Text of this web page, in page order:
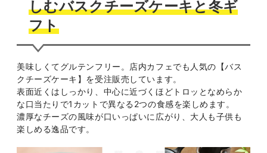
しむバスクチーズケーキと冬ギ
フト
美味しくてグルテンフリー。店内カフェでも人気の【バス
クチーズケーキ】を受注販売しています。
表面近くはしっかり、中心に近づくほどトロッとなめらか
な口当たりで1カットで異なる2つの食感を楽しめます。
濃厚なチーズの風味が口いっぱいに広がり、大人も子供も
楽しめる逸品です。